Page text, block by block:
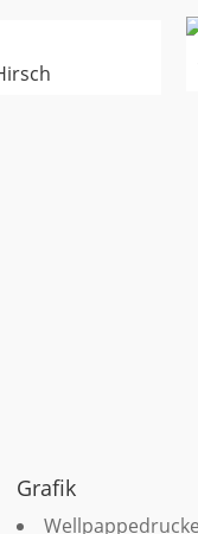
Grafik
Wellpappedrucke